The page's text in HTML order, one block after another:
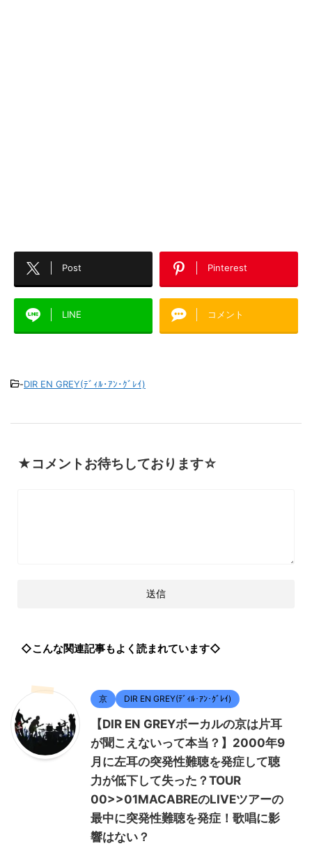
Post Pinterest
LINE コメント
-DIR EN GREY(ﾃﾞｨﾙ･ｱﾝ･ｸﾞﾚｲ)
★コメントお待ちしております☆
◇こんな関連記事もよく読まれています◇
京 DIR EN GREY(ﾃﾞｨﾙ･ｱﾝ･ｸﾞﾚｲ)
【DIR EN GREYボーカルの京は片耳
が聞こえないって本当？】2000年9
月に左耳の突発性難聴を発症して聴
力が低下して失った？TOUR
00>>01MACABREのLIVEツアーの
最中に突発性難聴を発症！歌唱に影
響はない？